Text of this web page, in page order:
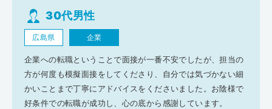
30代男性
広島県 企業
企業への転職ということで面接が一番不安でしたが、担当の
方が何度も模擬面接をしてくださり、自分では気づかない細
かいことまで丁寧にアドバイスをくださいました。お陰様で
好条件での転職が成功し、心の底から感謝しています。